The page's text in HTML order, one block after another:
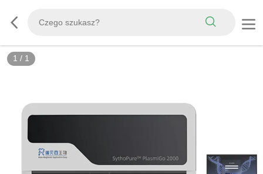
1 / 1